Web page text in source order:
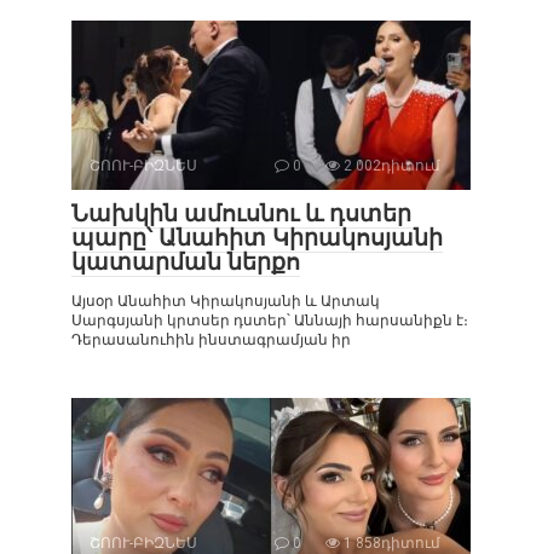
ՇՈՈՒ-ԲԻԶՆԵՍ 0 2 002դիտում
Նախկին ամուսնու և դստեր
պարը՝ Անահիտ Կիրակոսյանի
կատարման ներքո
Այսօր Անահիտ Կիրակոսյանի և Արտակ
Սարգսյանի կրտսեր դստեր՝ Աննայի հարսանիքն է։
Դերասանուհին ինստագրամյան իր
ՇՈՈՒ-ԲԻԶՆԵՍ 0 1 858դիտում